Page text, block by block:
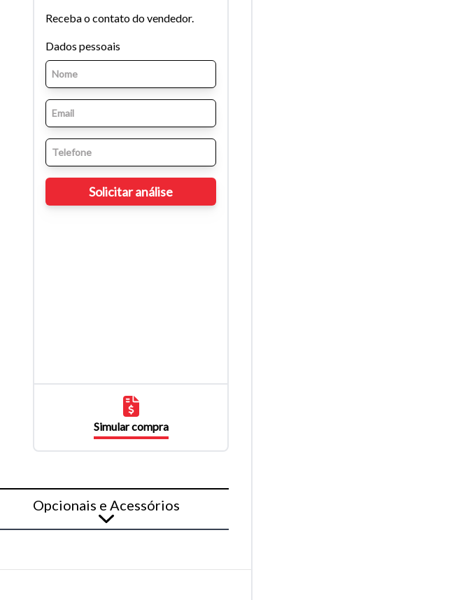
Receba o contato do vendedor.
Dados pessoais
Simular compra
Opcionais e Acessórios